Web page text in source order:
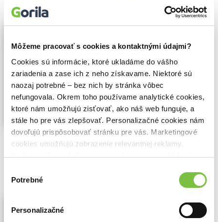
Môžeme pracovať s cookies a kontaktnými údajmi?
Cookies sú informácie, ktoré ukladáme do vášho
zariadenia a zase ich z neho získavame. Niektoré sú
naozaj potrebné – bez nich by stránka vôbec
nefungovala. Okrem toho používame analytické cookies,
ktoré nám umožňujú zisťovať, ako náš web funguje, a
stále ho pre vás zlepšovať. Personalizačné cookies nám
dovoľujú prispôsobovať stránku pre vás. Marketingové
cookies umožňujú zobrazenie relevantnej reklamy.
Niektoré údaje zdieľame aj s tretími stranami. Veľmi by
cookies.
súhlasu
Potrebné
Personalizačné
Klinická logopedie u dětí (e-kniha)
Zuzana Korandová,Grada(2026)
Základy nového pojetí vývoje jazyka, řeči
a polykání
Publikace shrnuje současné poznatky v
moderním oboru klinické logopedie.
Zaměřuje se na poruchy jazyka a řeči a
věnuje se také obtížím v příjmu potravy a
polykání u dětí.Zobraziť viac
🌴 Okamžite na stiahnutie
Poruchy řeči nejen dospělých (e-